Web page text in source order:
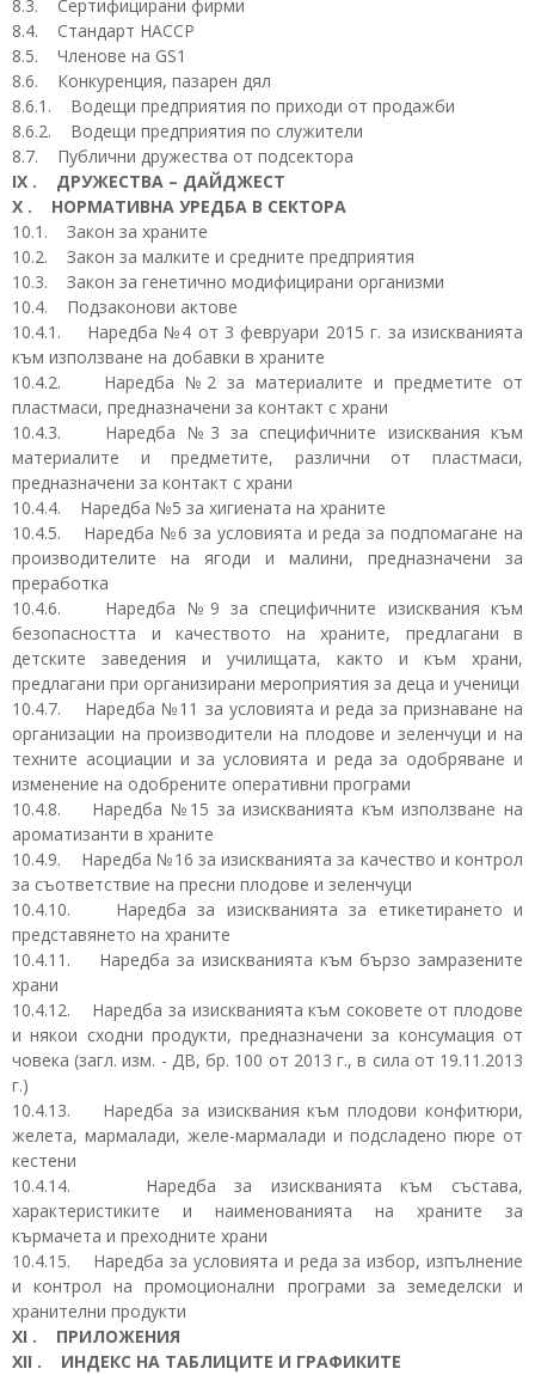
8.3. Сертифицирани фирми
8.4. Стандарт HACCP
8.5. Членове на GS1
8.6. Конкуренция, пазарен дял
8.6.1. Водещи предприятия по приходи от продажби
8.6.2. Водещи предприятия по служители
8.7. Публични дружества от подсектора
IX . ДРУЖЕСТВА – ДАЙДЖЕСТ
X . НОРМАТИВНА УРЕДБА В СЕКТОРА
10.1. Закон за храните
10.2. Закон за малките и средните предприятия
10.3. Закон за генетично модифицирани организми
10.4. Подзаконови актове
10.4.1. Наредба №4 от 3 февруари 2015 г. за изискванията
към използване на добавки в храните
10.4.2. Наредба №2 за материалите и предметите от
пластмаси, предназначени за контакт с храни
10.4.3. Наредба №3 за специфичните изисквания към
материалите и предметите, различни от пластмаси,
предназначени за контакт с храни
10.4.4. Наредба №5 за хигиената на храните
10.4.5. Наредба №6 за условията и реда за подпомагане на
производителите на ягоди и малини, предназначени за
преработка
10.4.6. Наредба №9 за специфичните изисквания към
безопасността и качеството на храните, предлагани в
детските заведения и училищата, както и към храни,
предлагани при организирани мероприятия за деца и ученици
10.4.7. Наредба №11 за условията и реда за признаване на
организации на производители на плодове и зеленчуци и на
техните асоциации и за условията и реда за одобряване и
изменение на одобрените оперативни програми
10.4.8. Наредба №15 за изискванията към използване на
ароматизанти в храните
10.4.9. Наредба №16 за изискванията за качество и контрол
за съответствие на пресни плодове и зеленчуци
10.4.10. Наредба за изискванията за етикетирането и
представянето на храните
10.4.11. Наредба за изискванията към бързо замразените
храни
10.4.12. Наредба за изискванията към соковете от плодове
и някои сходни продукти, предназначени за консумация от
човека (загл. изм. - ДВ, бр. 100 от 2013 г., в сила от 19.11.2013
г.)
10.4.13. Наредба за изисквания към плодови конфитюри,
желета, мармалади, желе-мармалади и подсладено пюре от
кестени
10.4.14. Наредба за изискванията към състава,
характеристиките и наименованията на храните за
кърмачета и преходните храни
10.4.15. Наредба за условията и реда за избор, изпълнение
и контрол на промоционални програми за земеделски и
хранителни продукти
XI . ПРИЛОЖЕНИЯ
XII . ИНДЕКС НА ТАБЛИЦИТЕ И ГРАФИКИТЕ